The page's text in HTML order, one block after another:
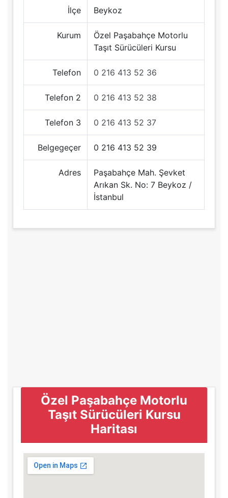
İlçe Beykoz
Kurum
Özel Paşabahçe Motorlu
Taşıt Sürücüleri Kursu
Telefon 0 216 413 52 36
Telefon 2 0 216 413 52 38
Telefon 3 0 216 413 52 37
Belgegeçer 0 216 413 52 39
Adres
Paşabahçe Mah. Şevket
Arıkan Sk. No: 7 Beykoz /
İstanbul
Özel Paşabahçe Motorlu
Taşıt Sürücüleri Kursu
Haritası